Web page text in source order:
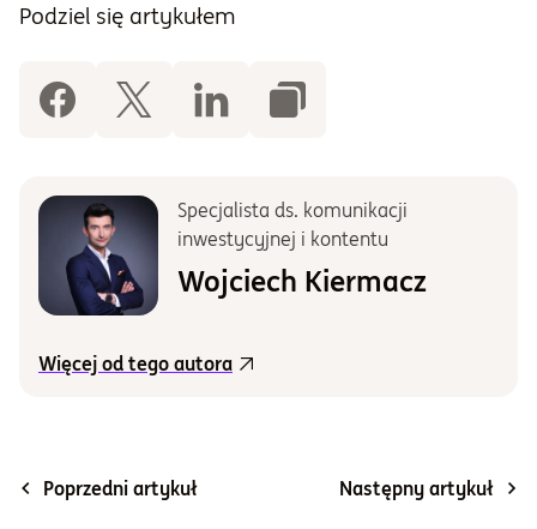
Podziel się artykułem
Specjalista ds. komunikacji
inwestycyjnej i kontentu
Wojciech Kiermacz
Więcej od tego autora
Poprzedni artykuł Następny artykuł